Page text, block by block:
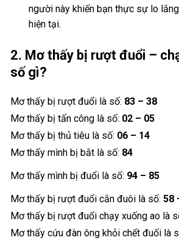
người này khiến bạn thực sự lo
hiện tại.
2. Mơ thấy bị rượt đuổi –
số gì?
Mơ thấy bị rượt đuổi là số: 83 – 38
Mơ thấy bị tấn công là số: 02 – 05
Mơ thấy bị thủ tiêu là số: 06 – 14
Mơ thấy mình bị bắt là số: 84
Mơ thấy mình bị đuổi là số: 94 – 85
Mơ thấy bị rượt đuổi cắn đuôi là số:58
Mơ thấy bị rượt đuổi chạy xuống ao là
Mơ thấy cứu đàn ông khỏi chết đuối là